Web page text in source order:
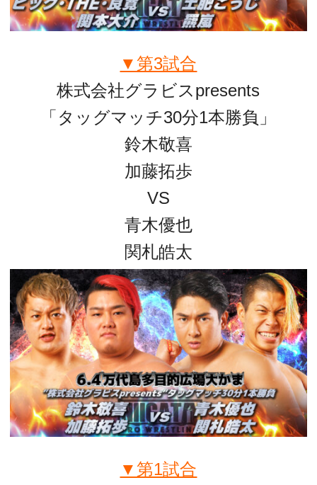
▼第3試合
株式会社グラビスpresents
「タッグマッチ30分1本勝負」
鈴木敬喜
加藤拓歩
VS
青木優也
関札皓太
▼第1試合